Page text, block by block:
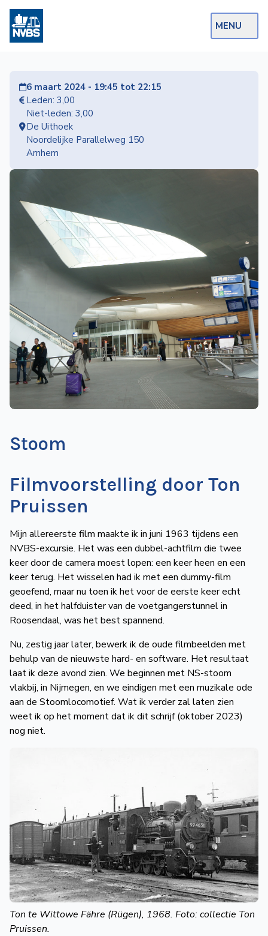
MENU
Op de Rails
NVBS Actueel
Afdelingen
Excursies
Over
de
NVBS
Wegwijzer
Mijn
NVBS
6 maart 2024 - 19:45 tot 22:15
Leden: 3,00
Niet-leden: 3,00
De Uithoek
Noordelijke Parallelweg 150
Arnhem
Stoom
Filmvoorstelling door Ton
Pruissen
Mijn allereerste film maakte ik in juni 1963 tijdens een
NVBS-excursie. Het was een dubbel-achtfilm die twee
keer door de camera moest lopen: een keer heen en een
keer terug. Het wisselen had ik met een dummy-film
geoefend, maar nu toen ik het voor de eerste keer echt
deed, in het halfduister van de voet­gangers­tunnel in
Roosendaal, was het best spannend.
Nu, zestig jaar later, bewerk ik de oude filmbeelden met
behulp van de nieuwste hard- en software. Het resultaat
laat ik deze avond zien. We beginnen met NS-stoom
vlakbij, in Nijmegen, en we eindigen met een muzikale ode
aan de Stoomlocomotief. Wat ik verder zal laten zien
weet ik op het moment dat ik dit schrijf (oktober 2023)
nog niet.
Ton te Wittowe Fähre (Rügen), 1968. Foto: collectie Ton
Pruissen.